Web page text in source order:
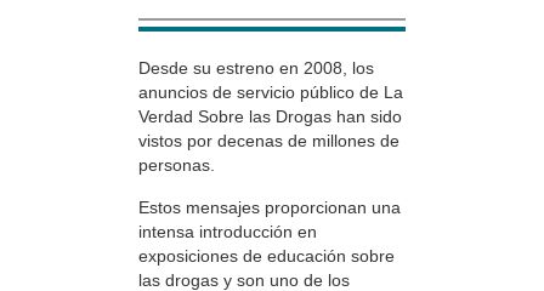
Desde su estreno en 2008, los
anuncios de servicio público de La
Verdad Sobre las Drogas han sido
vistos por decenas de millones de
personas.
Estos mensajes proporcionan una
intensa introducción en
exposiciones de educación sobre
las drogas y son uno de los